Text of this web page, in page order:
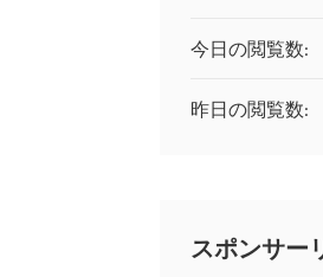
今日の閲覧数:
昨日の閲覧数:
スポンサー